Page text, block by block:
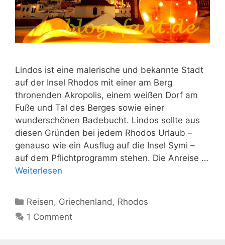
Lindos ist eine malerische und bekannte Stadt
auf der Insel Rhodos mit einer am Berg
thronenden Akropolis, einem weißen Dorf am
Fuße und Tal des Berges sowie einer
wunderschönen Badebucht. Lindos sollte aus
diesen Gründen bei jedem Rhodos Urlaub –
genauso wie ein Ausflug auf die Insel Symi –
auf dem Pflichtprogramm stehen. Die Anreise …
Weiterlesen
Kategorien
Reisen, Griechenland, Rhodos
1 Comment